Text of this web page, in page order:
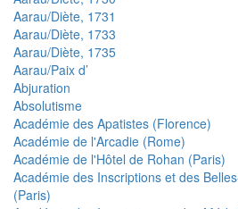
Aarau/Diète, 1731
Aarau/Diète, 1733
Aarau/Diète, 1735
Aarau/Paix d’
Abjuration
Absolutisme
Académie des Apatistes (Florence)
Académie de l'Arcadie (Rome)
Académie de l'Hôtel de Rohan (Paris)
Académie des Inscriptions et des
(Paris)